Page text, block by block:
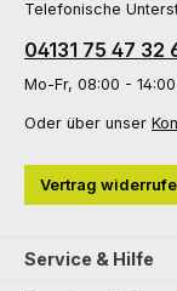
Telefonische
04131 75 47 32
Mo-Fr, 08:00 -
Oder über unser
Vertrag
Service & Hilfe